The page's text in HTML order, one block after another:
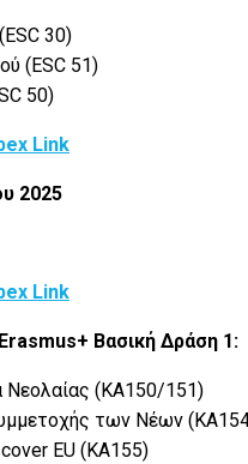
30)
(ESC 51)
50)
Link
2025
Link
Erasmus+ Βασική Δράση 1:
Νεολαίας (KA150/151)
των Νέων
EU (KA155)